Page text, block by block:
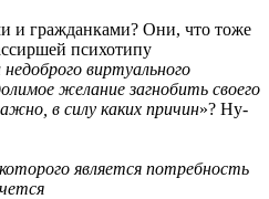
и гражданками? Они, что тоже
психотипу
виртуального
желание загнобить своего
в силу каких причин»? Ну-
является потребность